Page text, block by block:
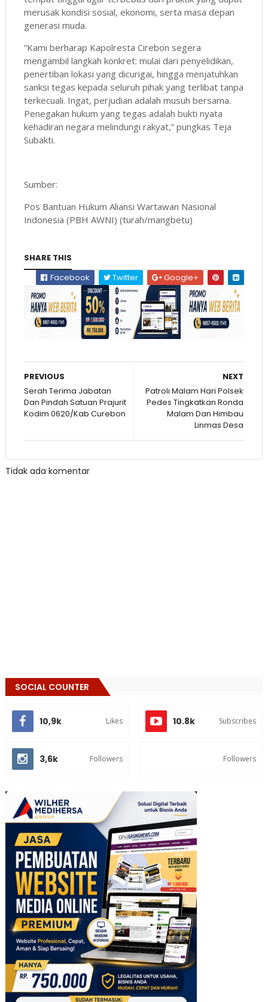
merusak kondisi sosial, ekonomi, serta masa depan
generasi muda.
“Kami berharap Kapolresta Cirebon segera
mengambil langkah konkret: mulai dari penyelidikan,
penertiban lokasi yang dicurigai, hingga menjatuhkan
sanksi tegas kepada seluruh pihak yang terlibat tanpa
terkecuali. Ingat, perjudian adalah musuh bersama.
Penegakan hukum yang tegas adalah bukti nyata
kehadiran negara melindungi rakyat,” pungkas Teja
Subakti.
Sumber:
Pos Bantuan Hukum Aliansi Wartawan Nasional
Indonesia (PBH AWNI) (turah/mangbetu)
SHARE THIS
Facebook
Twitter Google+
NEXT
Patroli Malam Hari Polsek
Pedes Tingkatkan Ronda
Malam Dan Himbau
Linmas Desa
PREVIOUS
Serah Terima Jabatan
Dan Pindah Satuan Prajurit
Kodim 0620/Kab Curebon
Tidak ada komentar
SOCIAL COUNTER
10,9k Likes 10.8k Subscribes
3,6k Followers Followers